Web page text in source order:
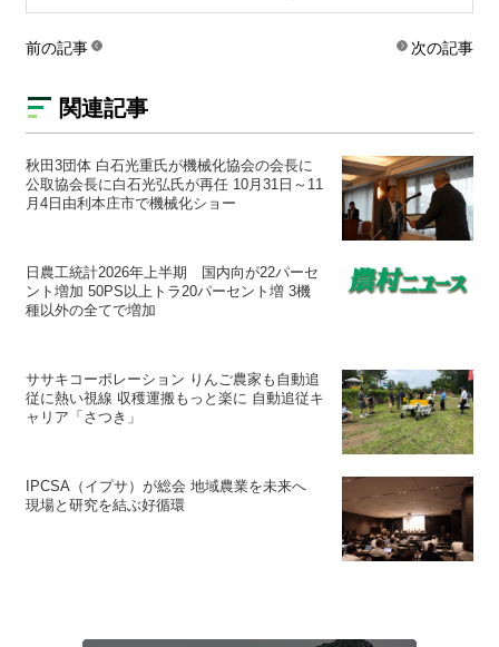
前の記事 次の記事
関連記事
秋田3団体 白石光重氏が機械化協会の会長に
公取協会長に白石光弘氏が再任 10月31日～11
月4日由利本庄市で機械化ショー
日農工統計2026年上半期 国内向が22パーセ
ント増加 50PS以上トラ20パーセント増 3機
種以外の全てで増加
ササキコーポレーション りんご農家も自動追
従に熱い視線 収穫運搬もっと楽に 自動追従キ
ャリア「さつき」
IPCSA（イプサ）が総会 地域農業を未来へ
現場と研究を結ぶ好循環